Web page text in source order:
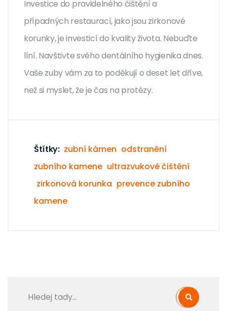
Investice do pravidelného čištění a
případných restaurací, jako jsou zirkonové
korunky, je investicí do kvality života. Nebuďte
líní. Navštivte svého dentálního hygienika dnes.
Vaše zuby vám za to poděkují o deset let dříve,
než si myslet, že je čas na protézy.
Štítky: zubní kámen odstranění
zubního kamene ultrazvukové čištění
zirkonová korunka prevence zubního
kamene